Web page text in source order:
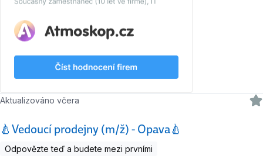
🍐Vedoucí prodejny (m/ž) - Opava🍐
Aktualizováno včera
Odpovězte teď a budete mezi prvními